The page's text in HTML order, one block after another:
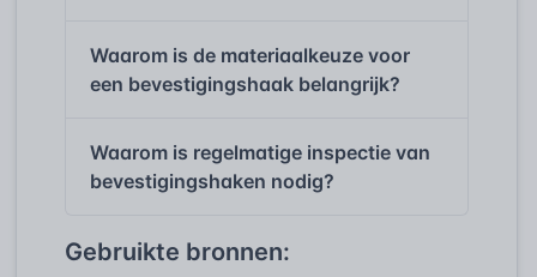
Waarom is de materiaalkeuze voor
een bevestigingshaak belangrijk?
Waarom is regelmatige inspectie van
bevestigingshaken nodig?
Gebruikte bronnen: